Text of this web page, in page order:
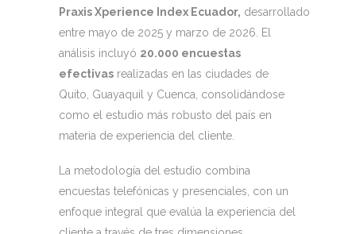
Praxis Xperience Index Ecuador, desarrollado
entre mayo de 2025 y marzo de 2026. El
análisis incluyó 20.000 encuestas
efectivas realizadas en las ciudades de
Quito, Guayaquil y Cuenca, consolidándose
como el estudio más robusto del país en
materia de experiencia del cliente.
La metodología del estudio combina
encuestas telefónicas y presenciales, con un
enfoque integral que evalúa la experiencia del